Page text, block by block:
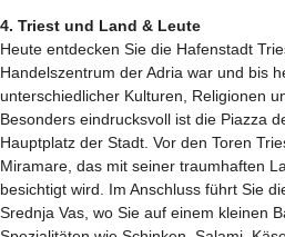
4. Triest und Land & Leute
Heute entdecken Sie die Hafenstadt
Handelszentrum der Adria war und bis
unterschiedlicher Kulturen, Religionen
Besonders eindrucksvoll ist die Piazza
Hauptplatz der Stadt. Vor den Toren
Miramare, das mit seiner traumhaften
besichtigt wird. Im Anschluss führt Sie
Srednja Vas, wo Sie auf einem kleinen